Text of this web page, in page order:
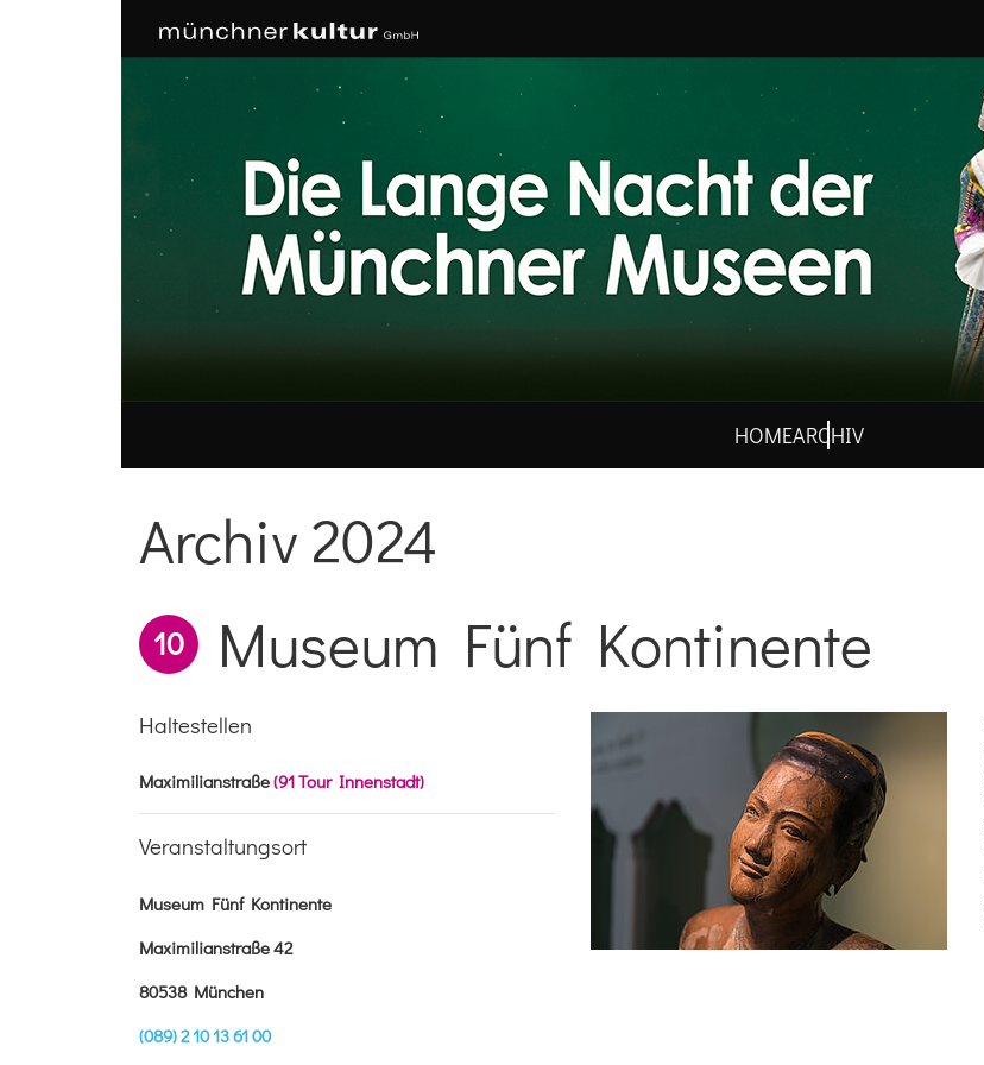
HOMEARCHIV
Archiv 2024
10 Museum Fünf Kontinente
Haltestellen
Maximilianstraße(91 Tour Innenstadt)
Veranstaltungsort
Museum Fünf Kontinente
Maximilianstraße 42
80538 München
(089) 2 10 13 61 00